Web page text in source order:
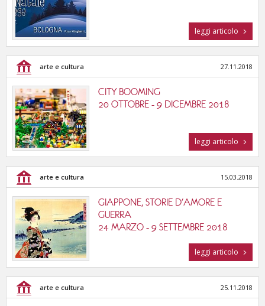
leggi articolo
arte e cultura 27.11.2018
CITY BOOMING
20 OTTOBRE - 9 DICEMBRE 2018
leggi articolo
arte e cultura 15.03.2018
GIAPPONE, STORIE D'AMORE E
GUERRA
24 MARZO - 9 SETTEMBRE 2018
leggi articolo
arte e cultura 25.11.2018